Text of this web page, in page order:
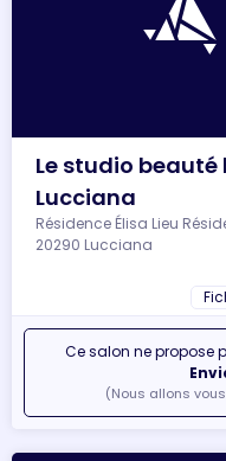
Le studio beauté
Lucciana
Résidence Élisa Lieu
20290 Lucciana
Ce salon ne propose
(Nous allons